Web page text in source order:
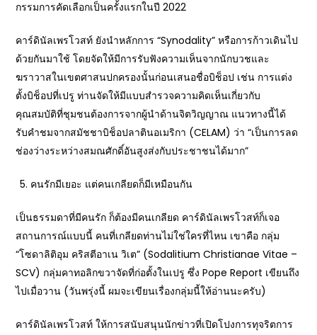
กรรมการคัดเลือกเป็นครั้งแรกในปี 2022
คาร์ดินัลเพรโวสท์ ยังนำหลักการ “Synodality” หรือการก้าวเดินไป
ด้วยกันมาใช้ โดยจัดให้มีการรับฟังความเห็นจากนักบวชและ
ฆราวาสในเขตศาสนปกครองนั้นก่อนเสนอชื่อบิช็อป เช่น การแต่ง
ตั้งบิช็อปที่เปรู ท่านจัดให้มีแบบสำรวจความคิดเห็นเกี่ยวกับ
คุณสมบัติที่ชุมชนต้องการจากผู้นำด้านจิตวิญญาณ แนวทางนี้ได้
รับคำชมจากสมัชชาบิช็อปลาตินอเมริกา (CELAM) ว่า “เป็นการลด
ช่องว่างระหว่างสมณศักดิ์อันสูงส่งกับประชาชนได้มาก”
คนรักมีเยอะ แต่คนเกลียดก็มีเหมือนกัน
เป็นธรรมดาที่มีคนรัก ก็ต้องมีคนเกลียด คาร์ดินัลเพรโวสท์ก็เจอ
สถานการณ์แบบนี้ คนที่เกลียดท่านไม่ใช่ใครที่ไหน เขาคือ กลุ่ม
“โซดาลิติอุม คริสตีอาเน วิเต” (Sodalitium Christianae Vitae –
SCV) กลุ่มคาทอลิกขวาจัดที่ก่อตั้งในเปรู ซึ่ง Pope Report เขียนถึง
ไปเมื่อวาน (วันพรุ่งนี้ ผมจะเขียนเรื่องกลุ่มนี้ให้อ่านนะครับ)
คาร์ดินัลเพรโวสท์ ให้การสนับสนุนนักข่าวที่เปิดโปงการทุจริตการ